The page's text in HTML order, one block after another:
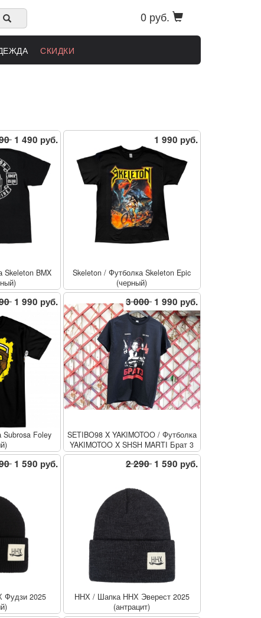
0 руб.
СКИДКИ
1 490 руб.
Skeleton BMX
1 990 руб.
Skeleton /Футболка Skeleton Epic
(черный)
1 990 руб.
Subrosa Foley
3 000 1 990 руб.
SETIBO98 X YAKIMOTOO/ Футболка
YAKIMOTOO X SHSH MARTI Брат 3
(чёрный)
1 590 руб.
Фудзи 2025
2 290 1 590 руб.
ННХ/ Шапка ННХ Эверест 2025
(антрацит)